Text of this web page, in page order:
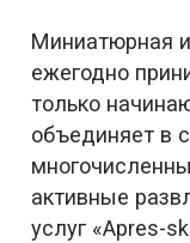
Миниатюрная
ежегодно
только
объединяет в
активные
услуг «Apres-